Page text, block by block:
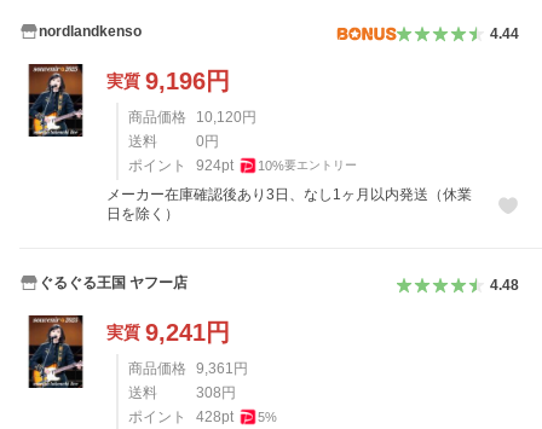
nordlandkenso 4.44
実質 9,196円
商品価格 10,120 円
送料
0 円
ポイント
924pt 10%要エントリー
メーカー在庫確認後あり3日、なし1ヶ月以内発送（休業
日を除く）
ぐるぐる王国 ヤフー店 4.48
実質 9,241円
商品価格 9,361 円
送料
308 円
ポイント
428pt 5%